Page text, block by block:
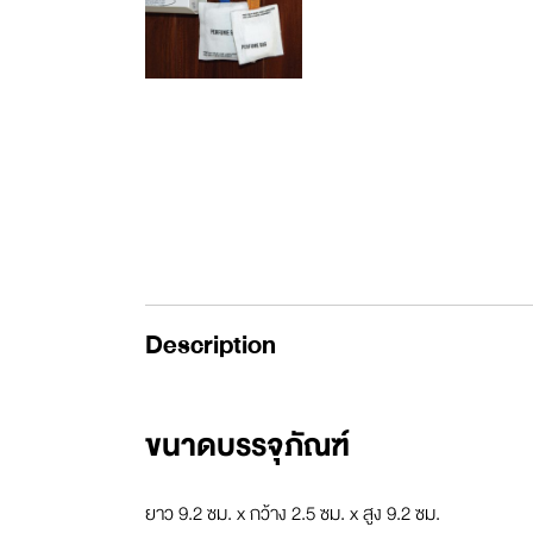
Description
ขนาดบรรจุภัณฑ์
ยาว 9.2 ซม. x กว้าง 2.5 ซม. x สูง 9.2 ซม.